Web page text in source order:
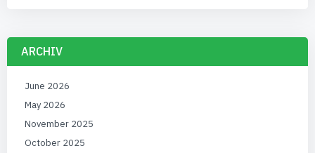
ARCHIV
June 2026
May 2026
November 2025
October 2025